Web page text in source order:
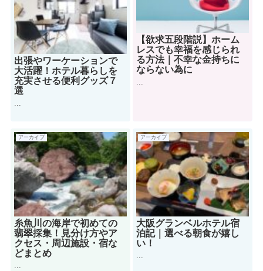
出張やワーケーションで
大活躍！ホテル暮らしを
充実させる便利グッズ７
選
【欲求五段階説】ホーム
レスでも幸福を感じられ
る方法｜不幸な金持ちに
ならない為に
アーカイブ
糸魚川の海岸で初めての
翡翠採集！見分け方やア
クセス・周辺施設・宿な
どまとめ
...
アーカイブ
大阪グランベルホテル宿
泊記｜選べる朝食が嬉し
い！
...